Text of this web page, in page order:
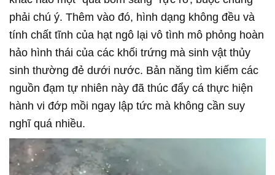
phải chú ý. Thêm vào đó, hình dạng không đều và
tính chất tĩnh của hạt ngô lại vô tình mô phỏng hoàn
hảo hình thái của các khối trứng mà sinh vật thủy
sinh thường đẻ dưới nước. Bản năng tìm kiếm các
nguồn đạm tự nhiên này đã thúc đẩy cá thực hiện
hành vi đớp mồi ngay lập tức mà không cần suy
nghĩ quá nhiều.